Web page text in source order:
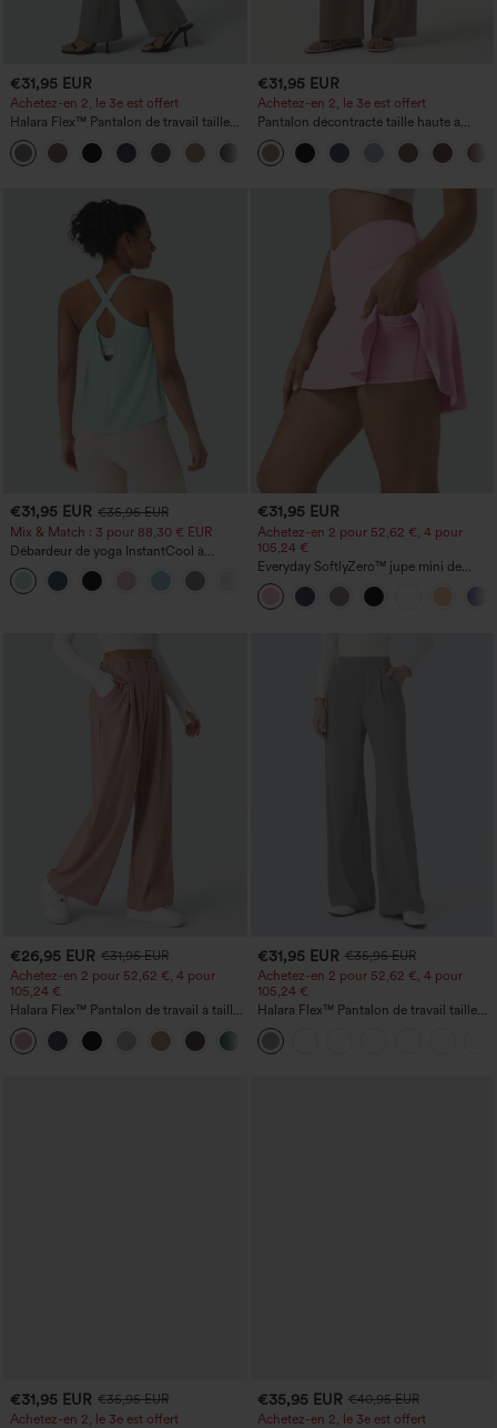
€31,95 EUR
Achetez-en 2, le 3e est offert
Halara Flex™ Pantalon de travail taille
haute avec poche latérale arrière et
légère coupe évasée
+13
€31,95 EUR
Achetez-en 2, le 3e est offert
Pantalon décontracté taille haute à
cordon, coupe large en mélange de lin,
avec poches
€31,95 EUR €35,95 EUR
Mix & Match : 3 pour 88,30 € EUR
Débardeur de yoga InstantCool à
encolure en U et ourlet arrondi –
UPF50+
€31,95 EUR
Achetez-en 2 pour 52,62 €, 4 pour
105,24 €
Everyday SoftlyZero™ jupe mini de
tennis aérée à pans croisés 2-en-1 avec
poche latérale et toucher frais - Lucid-
UPF50+
€26,95 EUR €31,95 EUR
Achetez-en 2 pour 52,62 €, 4 pour
105,24 €
Halara Flex™ Pantalon de travail à taille
haute, jambe large, avec poches, en
maille gaufrée
€31,95 EUR €35,95 EUR
Achetez-en 2 pour 52,62 €, 4 pour
105,24 €
Halara Flex™ Pantalon de travail taille
haute sculptant la silhouette, gainant la
taille, avec poches, jambe large en
micro-gaufre
€31,95 EUR €35,95 EUR
Achetez-en 2, le 3e est offert
€35,95 EUR €40,95 EUR
Achetez-en 2, le 3e est offert